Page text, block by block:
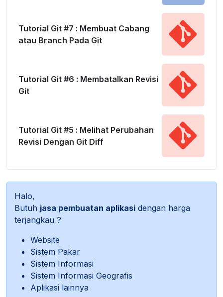
Tutorial Git #7 : Membuat Cabang
atau Branch Pada Git
Tutorial Git #6 : Membatalkan Revisi
Git
Tutorial Git #5 : Melihat Perubahan
Revisi Dengan Git Diff
Halo,
Butuh jasa pembuatan aplikasi dengan harga
terjangkau ?
Website
Sistem Pakar
Sistem Informasi
Sistem Informasi Geografis
Aplikasi lainnya